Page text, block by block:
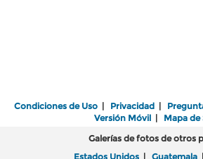
Condiciones de Uso | Privacidad |
Versión Móvil| Mapa de
Galerías de fotos de otros
Estados Unidos | Guatemala